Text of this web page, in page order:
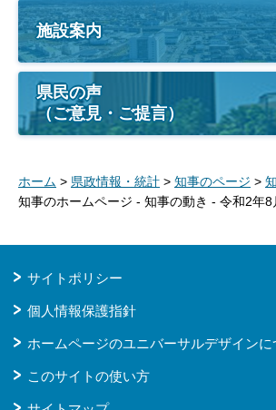
施設案内
県民の声
（ご意見・ご提言）
ホーム > 県政情報・統計 > 知事のページ >
知事のホームページ - 知事の動き - 令和2年8
サイトポリシー
個人情報保護指針
ホームページのユニバーサルデザインに
このサイトの使い方